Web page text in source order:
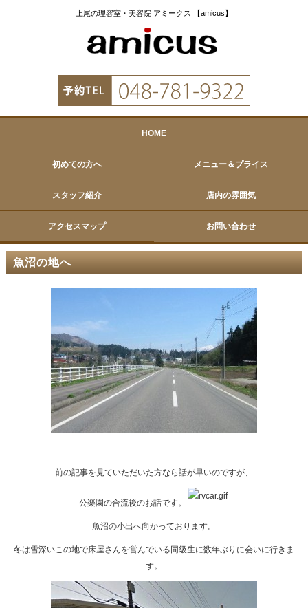
上尾の理容室・美容院 アミークス 【amicus】
HOME
初めての方へ メニュー＆プライス
スタッフ紹介 店内の雰囲気
アクセスマップ お問い合わせ
魚沼の地へ
前の記事を見ていただいた方なら話が早いのですが、
公楽園の合流後のお話です。
魚沼の小出へ向かっております。
冬は雪深いこの地で床屋さんを営んでいる同級生に数年ぶりに会いに行きま
す。